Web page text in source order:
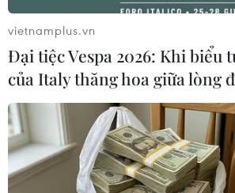
vietnamplus.vn
Đại tiệc Vespa 2026: Khi biểu
của Italy thăng hoa giữa lòng